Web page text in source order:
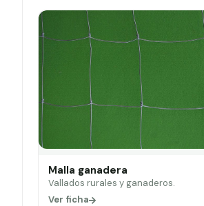
Malla ganadera
Vallados rurales y ganaderos.
Ver ficha